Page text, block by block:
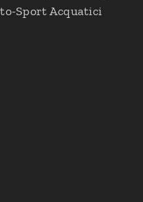
Sport Acquatici